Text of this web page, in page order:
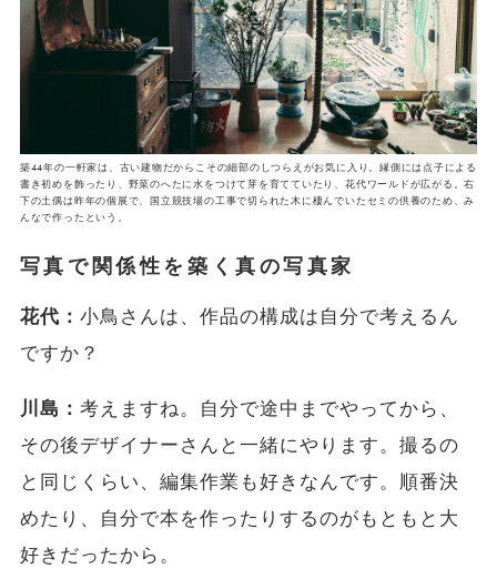
築44年の一軒家は、古い建物だからこその細部のしつらえがお気に入り。縁側には点子による
書き初めを飾ったり、野菜のへたに水をつけて芽を育てていたり、花代ワールドが広がる。右
下の土偶は昨年の個展で、国立競技場の工事で切られた木に棲んでいたセミの供養のため、み
んなで作ったという。
写真で関係性を築く真の写真家
花代： 小鳥さんは、作品の構成は自分で考えるん
ですか？
川島： 考えますね。自分で途中までやってから、
その後デザイナーさんと一緒にやります。撮るの
と同じくらい、編集作業も好きなんです。順番決
めたり、自分で本を作ったりするのがもともと大
好きだったから。